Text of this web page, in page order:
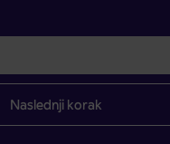
Naslednji korak